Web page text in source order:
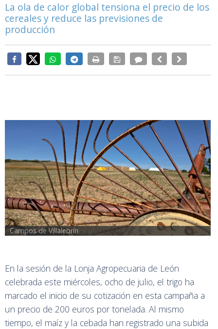
La ola de calor global tensiona el precio de los
cereales y reduce las previsiones de
producción
Campos de Villalebrín
En la sesión de la Lonja Agropecuaria de León
celebrada este miércoles, ocho de julio, el trigo ha
marcado el inicio de su cotización en esta campaña a
un precio de 200 euros por tonelada. Al mismo
tiempo, el maíz y la cebada han registrado una subida